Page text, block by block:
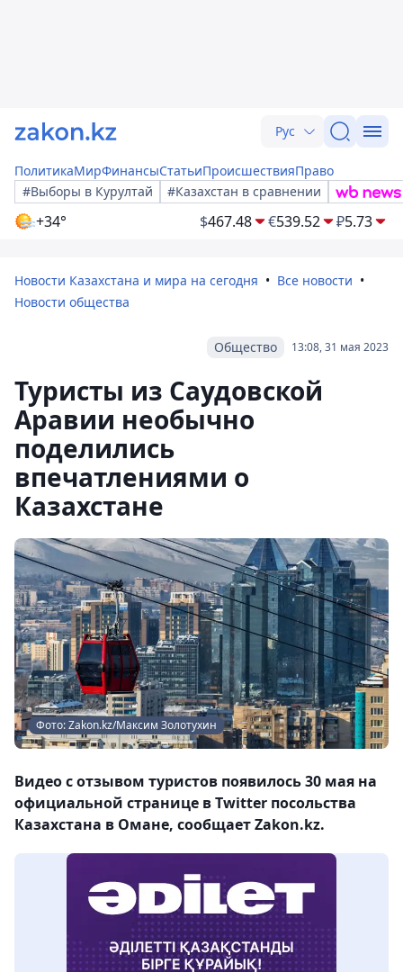
Рус
ПолитикаМирФинансыСтатьиПроисшествияПраво
#Выборы в Курултай
#Казахстан в сравнении
+34° $467.48 €539.52 ₽5.73
Новости Казахстана и мира на сегодня
Все новости
Новости общества
13:08, 31 мая 2023
Общество
Туристы из Саудовской
Аравии необычно
поделились
впечатлениями о
Казахстане
Фото: Zakon.kz/Максим Золотухин
Видео с отзывом туристов появилось 30 мая на
официальной странице в Twitter посольства
Казахстана в Омане, сообщает Zakon.kz.